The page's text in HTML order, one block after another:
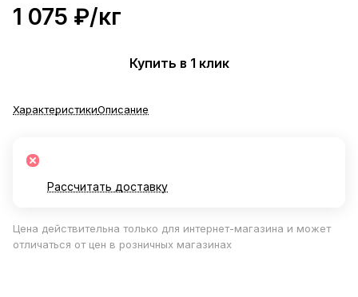
1 075 ₽/кг
Купить в 1 клик
ХарактеристикиОписание
Рассчитать доставку
Цена действительна только для интернет-магазина и может
отличаться от цен в розничных магазинах